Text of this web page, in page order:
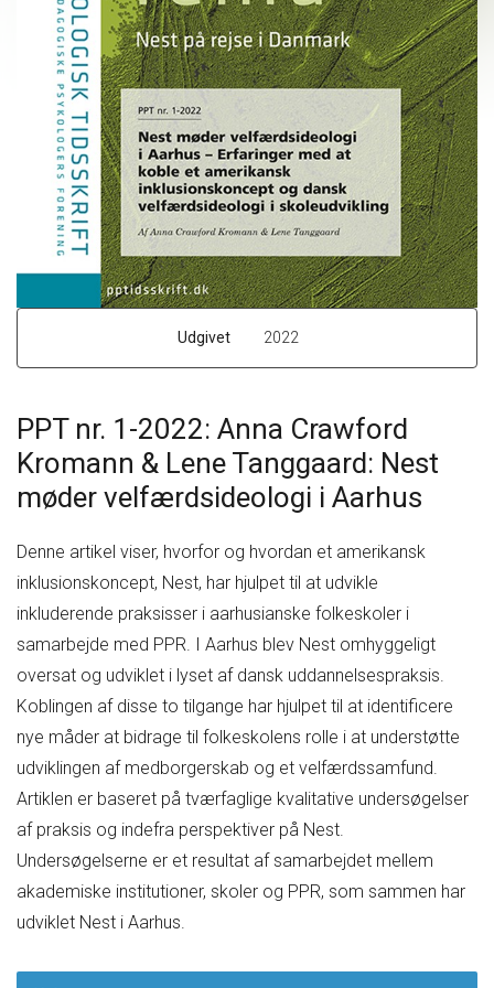
Udgivet 2022
PPT nr. 1-2022: Anna Crawford
Kromann & Lene Tanggaard: Nest
møder velfærdsideologi i Aarhus
Denne artikel viser, hvorfor og hvordan et amerikansk
inklusionskoncept, Nest, har hjulpet til at udvikle
inkluderende praksisser i aarhusianske folkeskoler i
samarbejde med PPR. I Aarhus blev Nest omhyggeligt
oversat og udviklet i lyset af dansk uddannelsespraksis.
Koblingen af disse to tilgange har hjulpet til at identificere
nye måder at bidrage til folkeskolens rolle i at understøtte
udviklingen af medborgerskab og et velfærdssamfund.
Artiklen er baseret på tværfaglige kvalitative undersøgelser
af praksis og indefra perspektiver på Nest.
Undersøgelserne er et resultat af samarbejdet mellem
akademiske institutioner, skoler og PPR, som sammen har
udviklet Nest i Aarhus.